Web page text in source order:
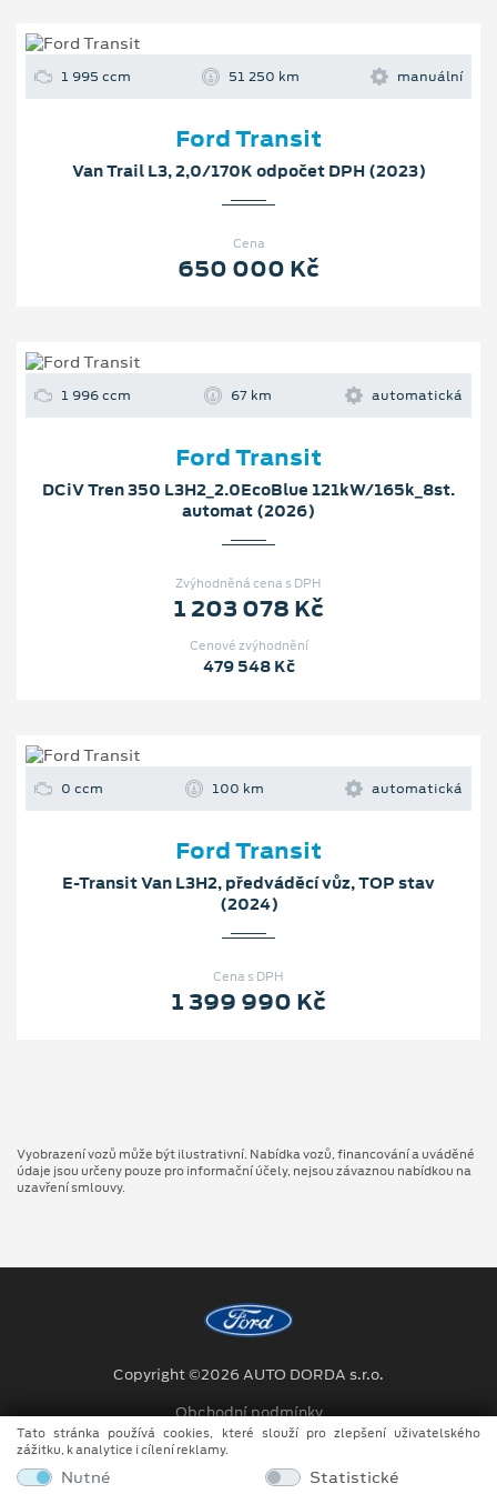
1 995 ccm 51 250 km manuální
Ford Transit
Van Trail L3, 2,0/170K odpočet DPH (2023)
Cena
650 000 Kč
1 996 ccm 67 km automatická
Ford Transit
DCiV Tren 350 L3H2_2.0EcoBlue 121kW/165k_8st.
automat (2026)
Zvýhodněná cena s DPH
1 203 078 Kč
Cenové zvýhodnění
479 548 Kč
0 ccm 100 km automatická
Ford Transit
E-Transit Van L3H2, předváděcí vůz, TOP stav
(2024)
Cena s DPH
1 399 990 Kč
Vyobrazení vozů může být ilustrativní. Nabídka vozů, financování a uváděné
údaje jsou určeny pouze pro informační účely, nejsou závaznou nabídkou na
uzavření smlouvy.
Copyright ©2026 AUTO DORDA s.r.o.
Obchodní podmínky
Ochrana osobních údajů
Prohlášení o zpracování údajů konečných zákazníků
Tato stránka používá cookies, které slouží pro zlepšení uživatelského
zážitku, k analytice i cílení reklamy.
Nutné
Statistické